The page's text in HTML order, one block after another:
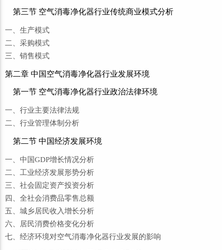
第三节 空气消毒净化器行业传统商业模式分析
一、生产模式
二、采购模式
三、销售模式
第二章 中国空气消毒净化器行业发展环境
第一节 空气消毒净化器行业政治法律环境
一、行业主要法律法规
二、行业管理体制分析
第二节 中国经济发展环境
一、中国GDP增长情况分析
二、工业经济发展形势分析
三、社会固定资产投资分析
四、全社会消费品零售总额
五、城乡居民收入增长分析
六、居民消费价格变化分析
七、经济环境对空气消毒净化器行业发展的影响